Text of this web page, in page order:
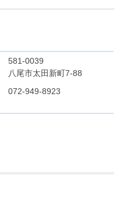
581-0039
八尾市太田新町7-88
072-949-8923